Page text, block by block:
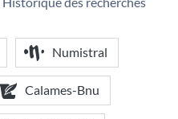
Numistral
Calames-Bnu